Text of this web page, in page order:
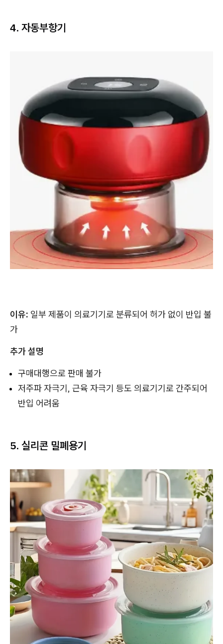
4. 자동부항기
이유: 일부 제품이 의료기기로 분류되어 허가 없이 반입 불
가
추가 설명
구매대행으로 판매 불가
저주파 자극기, 근육 자극기 등도 의료기기로 간주되어
반입 어려움
5. 실리콘 밀폐용기